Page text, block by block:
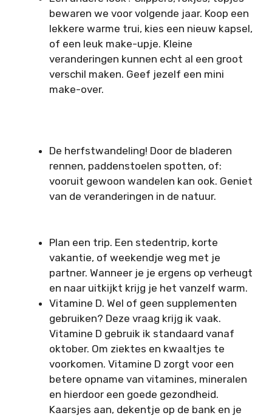
bewaren we voor volgende jaar. Koop een
lekkere warme trui, kies een nieuw kapsel,
of een leuk make-upje. Kleine
veranderingen kunnen echt al een groot
verschil maken. Geef jezelf een mini
make-over.
De herfstwandeling! Door de bladeren
rennen, paddenstoelen spotten, of:
vooruit gewoon wandelen kan ook. Geniet
van de veranderingen in de natuur.
Plan een trip. Een stedentrip, korte
vakantie, of weekendje weg met je
partner. Wanneer je je ergens op verheugt
en naar uitkijkt krijg je het vanzelf warm.
Vitamine D. Wel of geen supplementen
gebruiken? Deze vraag krijg ik vaak.
Vitamine D gebruik ik standaard vanaf
oktober. Om ziektes en kwaaltjes te
voorkomen. Vitamine D zorgt voor een
betere opname van vitamines, mineralen
en hierdoor een goede gezondheid.
Kaarsjes aan, dekentje op de bank en je